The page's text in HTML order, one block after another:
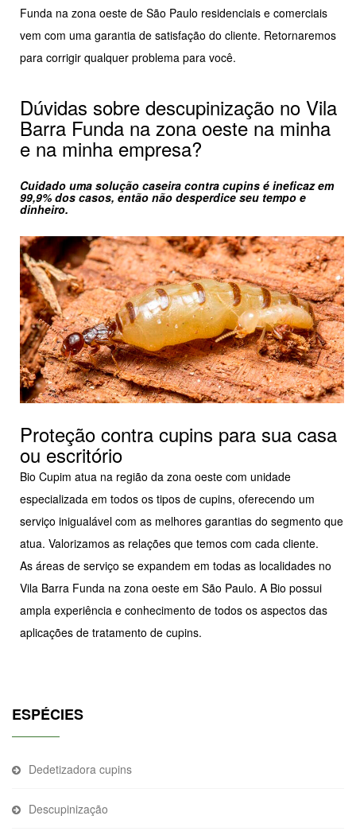
Funda na zona oeste de São Paulo residenciais e comerciais
vem com uma garantia de satisfação do cliente. Retornaremos
para corrigir qualquer problema para você.
Dúvidas sobre descupinização no Vila
Barra Funda na zona oeste na minha
e na minha empresa?
Cuidado uma solução caseira contra cupins é ineficaz em
99,9% dos casos, então não desperdice seu tempo e
dinheiro.
Proteção contra cupins para sua casa
ou escritório
Bio Cupim atua na região da zona oeste com unidade
especializada em todos os tipos de cupins, oferecendo um
serviço inigualável com as melhores garantias do segmento que
atua. Valorizamos as relações que temos com cada cliente.
As áreas de serviço se expandem em todas as localidades no
Vila Barra Funda na zona oeste em São Paulo. A Bio possui
ampla experiência e conhecimento de todos os aspectos das
aplicações de tratamento de cupins.
ESPÉCIES
Dedetizadora cupins
Descupinização